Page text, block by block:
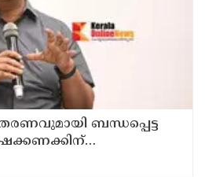
ബന്ധപ്പെട്ട
ബാധിക്കും ;